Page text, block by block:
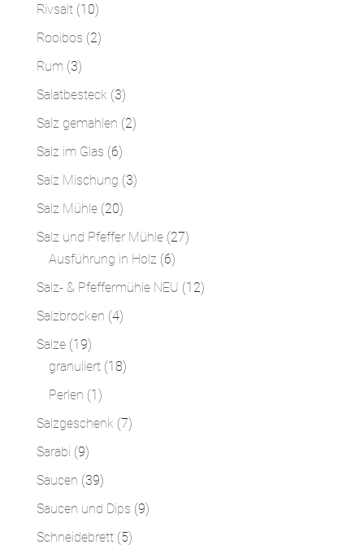
Rivsalt 1010
Produkte
Rooibos 22
Rum 33
Produkte
Salatbesteck 33
Produkte
Salz gemahlen 22
Salz im Glas 66
Produkte
Salz Mischung 33
Salz Mühle 2020
Produkte
Salz und Pfeffer Mühle 2727
Ausführung in Holz 66
Produkte
Salz- & Pfeffermühle NEU 1212
Salzbrocken 44
Salze 1919
Produkte
granuliert 1818
Perlen 1 1
Produkt
Salzgeschenk 77
Sarabi 99
Produkte
Saucen 3939
Produkte
Saucen und Dips 99
Schneidebrett 55